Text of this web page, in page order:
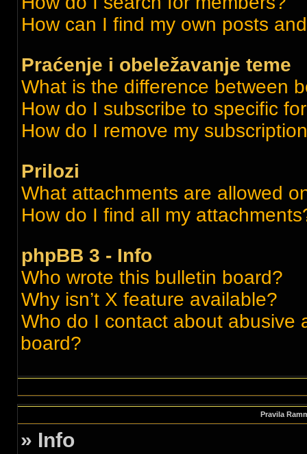
How can I find my own posts
Praćenje i obeležavanje teme
What is the difference between
How do I subscribe to specific
How do I remove my
Prilozi
What attachments are allowed
How do I find all my
phpBB 3 - Info
Who wrote this bulletin board?
Why isn’t X feature available?
Who do I contact about abusive
board?
Pravila
» Info